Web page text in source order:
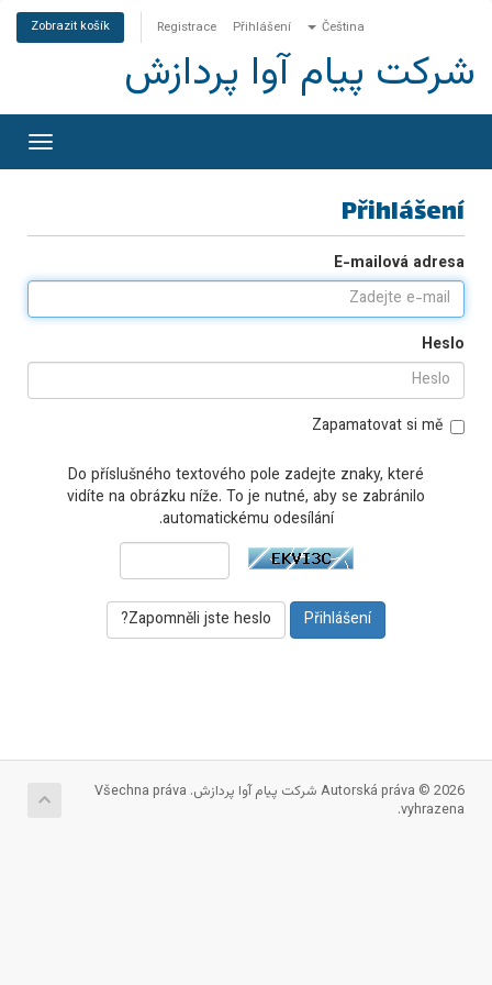
Čeština
Přihlášení
Registrace
Zobrazit košík
شرکت پیام آوا پردازش
Přihlášení
E-mailová adresa
Heslo
Zapamatovat si mě
Do příslušného textového pole zadejte znaky, které
vidíte na obrázku níže. To je nutné, aby se zabránilo
automatickému odesílání.
Zapomněli jste heslo?
Autorská práva © 2026 شرکت پیام آوا پردازش. Všechna práva
vyhrazena.